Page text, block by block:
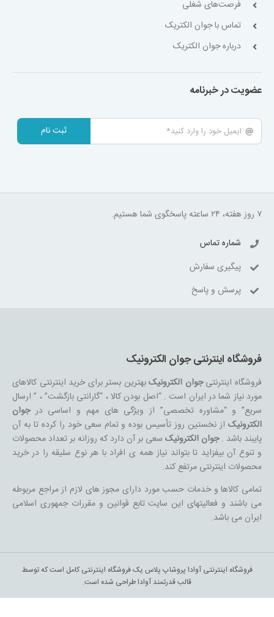
فرصت‌های شغلی
تماس با جوان الکتریک
درباره جوان الکتریک
عضویت در خبرنامه
ثبت نام
۷ روز هفته، ۲۴ ساعته پاسخگوی شما هستیم.
شماره تماس
پیگیری سفارش
پرسش و پاسخ
فروشگاه اینترنتی جوان الکترونیک
فروشگاه اینترنتیجوان الکترونیکبهترین بستر برای خرید اینترنتی کالاهای
مورد نیاز شما در ایران است . “اصل بودن کالا ، “گارانتی بازگشت” ، ” ارسال
سریع” و “مشاوره تخصصی” از ویژگی های مهم و اساسی درجوان
الکترونیکاز نخستین روز تأسیس بوده و تمام سعی خود را کرده تا به آن
پایبند باشد .جوان الکترونیکسعی بر آن دارد که روزانه بر تعداد محصولات
و تنوع آن بیفزاید تا بتواند نیاز همه ی افراد با هر نوع سلیقه را در خرید
محصولات اینترنتی مرتفع کند.
تمامی کالاها و خدمات حسب مورد دارای مجوز های لازم از مراجع مربوطه
می باشند و فعالیتهای این سایت تابع قوانین و مقررات جمهوری اسلامی
ایران می باشد.
فروشگاه اینترنتی آوادا پروشاپ پلاس یک فروشگاه اینترنتی کامل است که توسط
قالب قدرتمند آوادا طراحی شده است.